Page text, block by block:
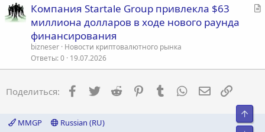
С
я
Компания Startale Group привлекла $63
миллиона долларов в ходе нового раунда
финансирования
bizneser Новости криптовалютного рынка
Ответы 0 19.07.2026
Поделиться: Facebook
Twitter Reddit PinterestTumblr WhatsApp
MMGP Russian (RU)